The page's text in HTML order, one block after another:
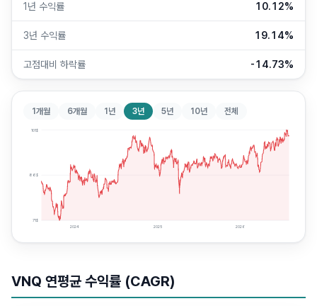
1년 수익률 10.12%
3년 수익률 19.14%
고점대비 하락률 -14.73%
1개월 6개월 1년 3년 5년 10년 전체
101$
86$
71$
2024 2025 2026
VNQ 연평균 수익률 (CAGR)